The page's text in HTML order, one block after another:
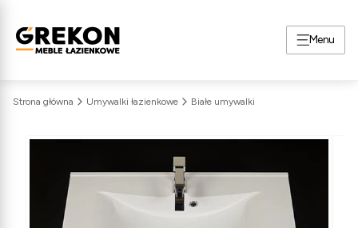
Menu
Strona główna Umywalki łazienkowe Białe umywalki